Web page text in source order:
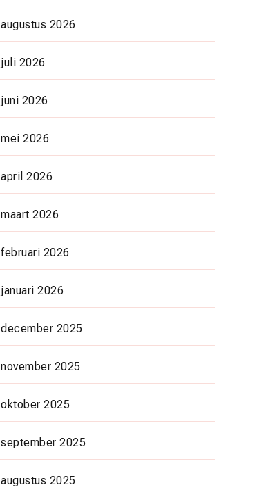
augustus 2026
juli 2026
juni 2026
mei 2026
april 2026
maart 2026
februari 2026
januari 2026
december 2025
november 2025
oktober 2025
september 2025
augustus 2025